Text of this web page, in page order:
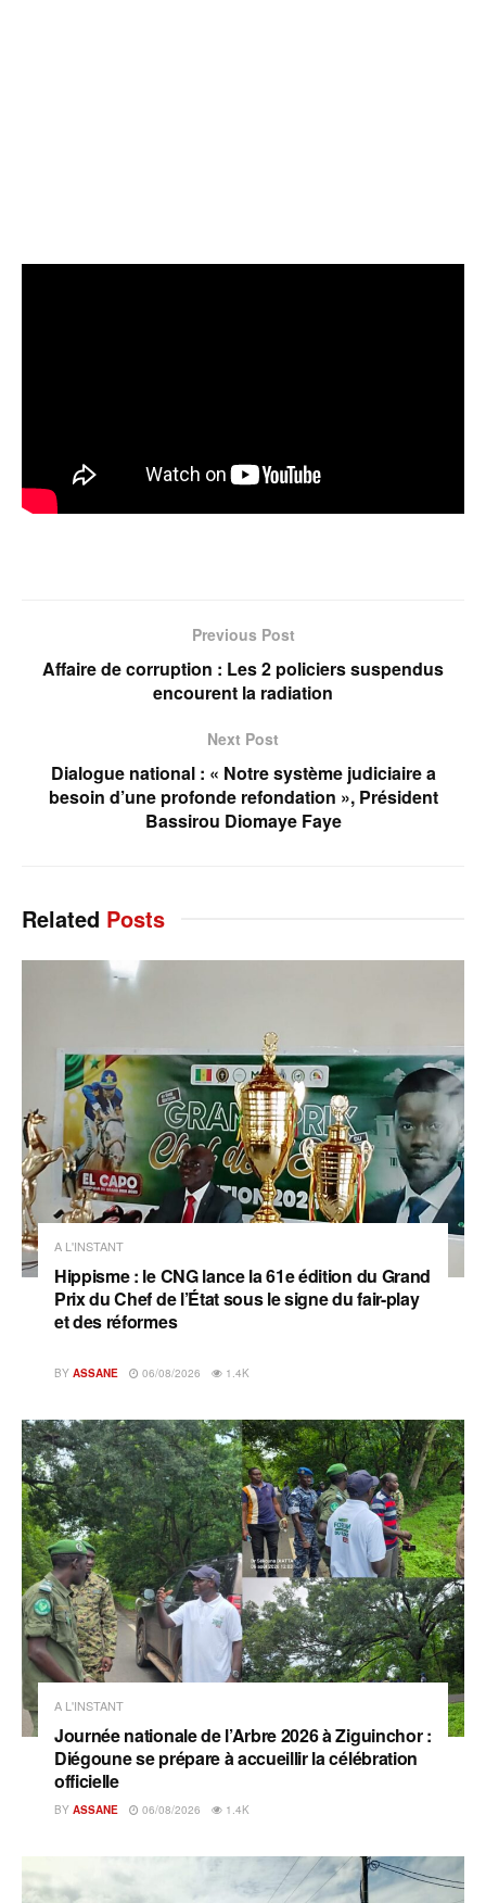
Previous Post
Affaire de corruption : Les 2 policiers suspendus
encourent la radiation
Next Post
Dialogue national : « Notre système judiciaire a
besoin d’une profonde refondation », Président
Bassirou Diomaye Faye
Related Posts
A L'INSTANT
Hippisme : le CNG lance la 61e édition du Grand
Prix du Chef de l’État sous le signe du fair-play
et des réformes
BY ASSANE 06/08/2026 1.4K
A L'INSTANT
Journée nationale de l’Arbre 2026 à Ziguinchor :
Diégoune se prépare à accueillir la célébration
officielle
BY ASSANE 06/08/2026 1.4K